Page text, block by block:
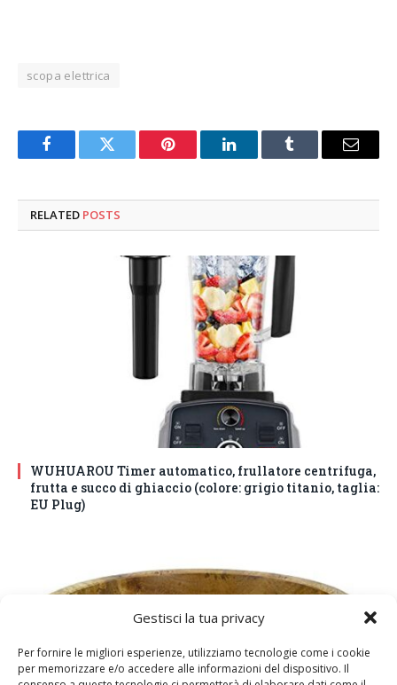
Gestisci la tua privacy
Per fornire le migliori esperienze, utilizziamo tecnologie come i cookie
per memorizzare e/o accedere alle informazioni del dispositivo. Il
scopa elettrica
FacebookTwitter Pinterest LinkedInTumblr Email
RELATED POSTS
WUHUAROU Timer automatico, frullatore centrifuga,
frutta e succo di ghiaccio (colore: grigio titanio, taglia:
EU Plug)